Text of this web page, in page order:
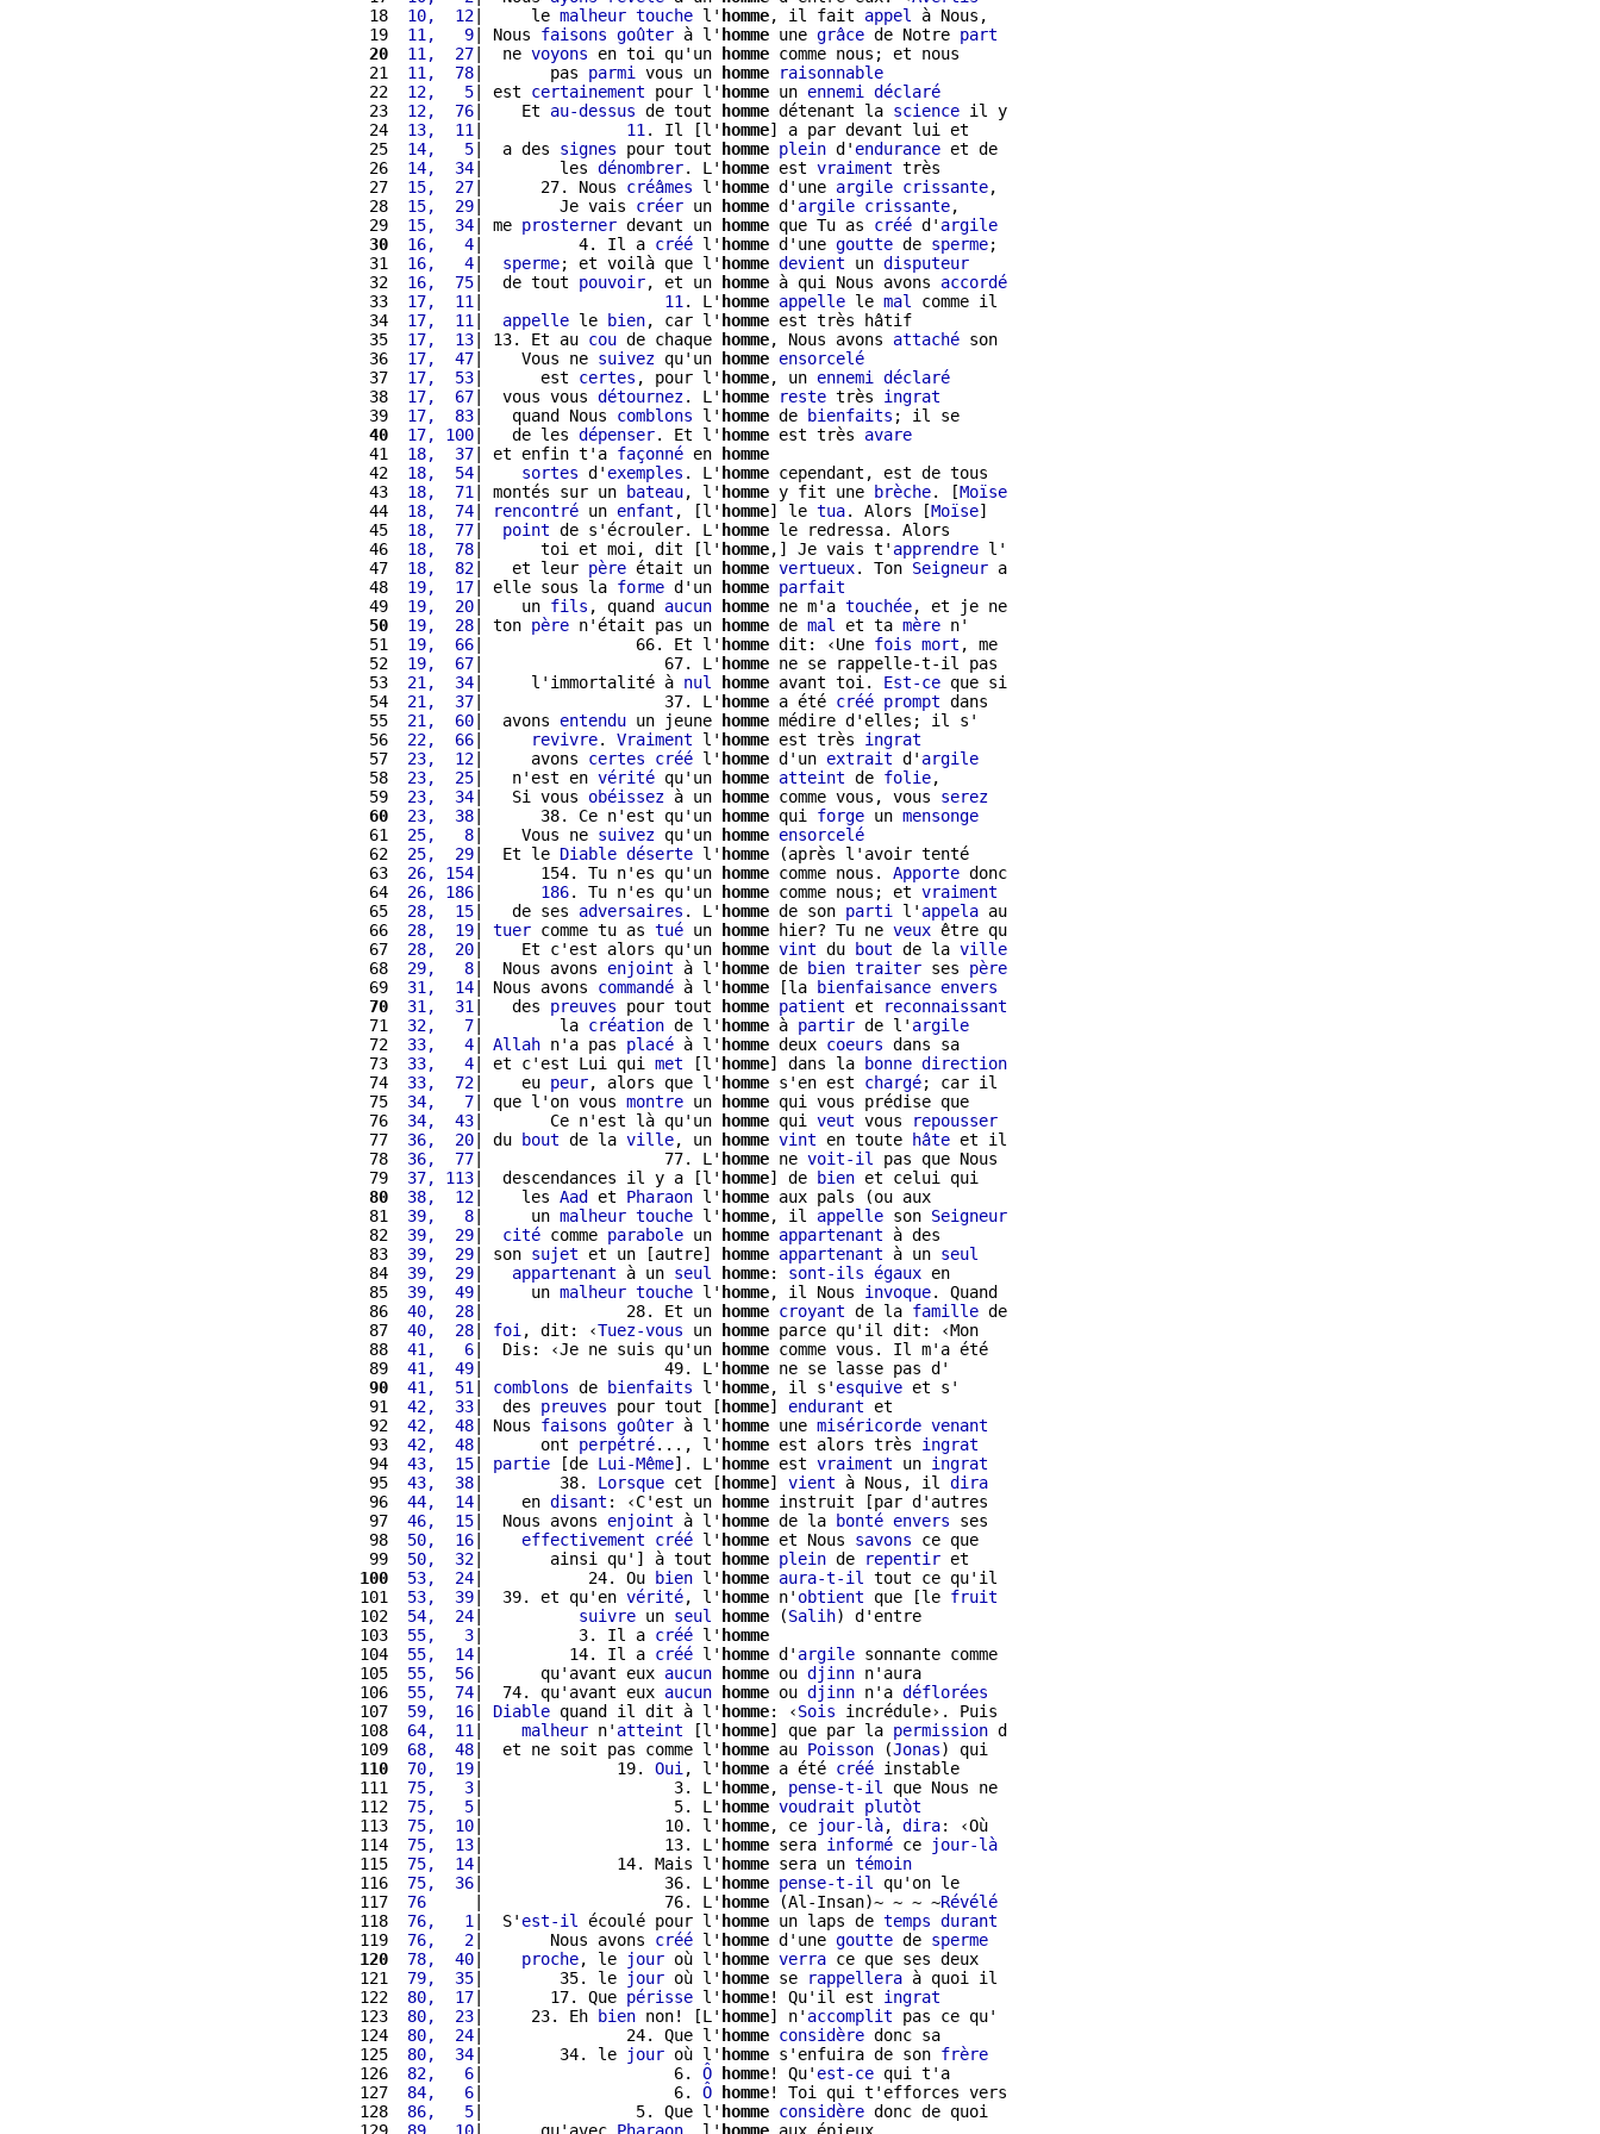
18
10,  12 |     le malheur touche l' homme, il fait appel
à Nous,
19
11,   9 | Nous faisons goûter à l' homme une grâce de Notre part
20
11,  27 |  ne voyons en toi qu'un homme comme nous; et nous
21
11,  78 |       pas parmi vous un homme
raisonnable
22
12,   5 | est certainement pour l' homme un ennemi
déclaré
23
12,  76 |    Et au-dessus de tout homme détenant la science il y
24
13,  11 11 . Il [l' homme] a par devant lui et
25
14,   5 |  a des signes pour tout homme plein d' endurance et de
26
14,  34 |        les dénombrer. L' homme est vraiment très
27
15,  27 |      27. Nous créâmes l' homme d'une argile crissante,
28
15,  29 |        Je vais créer un homme d' argile crissante,
29
15,  34 | me prosterner devant un homme que Tu as créé d' argile
30
16,   4 |          4. Il a créé l' homme d'une goutte de sperme;
31
16,   4 sperme; et voilà que l' homme devient un disputeur
32
16,  75 |  de tout pouvoir, et un homme à qui Nous avons accordé
33
17,  11 11 . L' homme appelle le mal
comme il
34
17,  11 appelle le bien, car l' homme est très hâtif
35
17,  13 | 13. Et au cou de chaque homme, Nous avons attaché son
36
17,  47 |    Vous ne suivez qu'un homme ensorcelé
37
17,  53 |      est certes , pour l' homme, un ennemi
déclaré
38
17,  67 |  vous vous détournez. L' homme reste très ingrat
39
17,  83 |   quand Nous comblons l' homme de bienfaits
40
17, 100 |   de les dépenser. Et l' homme est très avare
41
18,  37 | et enfin t'a façonné en
homme
42
18,  54 sortes d' exemples . L' homme cependant, est de tous
43
18,  71 | montés sur un bateau, l' homme y fit une brèche. [Moïse
44
18,  74 rencontré un enfant , [l' homme] le tua. Alors [Moïse]
45
18,  77 point de s'écrouler. L' homme le redressa. Alors
46
18,  78 |      toi et moi, dit [l' homme,] Je vais t' apprendre l'
47
18,  82 |   et leur père était un homme vertueux. Ton Seigneur a
48
19,  17 | elle sous la forme d'un homme parfait
49
19,  20 |    un fils , quand aucun homme ne m'a touchée
50
19,  28 | ton père n'était pas un homme de mal et ta mère n'
51
19,  66 |                66. Et l' homme dit: ‹Une fois mort , me
52
19,  67 |                   67. L' homme ne se rappelle-t-il pas
53
21,  34 |     l'immortalité à nul homme avant toi. Est-ce que si
54
21,  37 |                   37. L' homme a été créé prompt dans
55
21,  60 |  avons entendu un jeune homme médire d'elles; il s'
56
22,  66 revivre. Vraiment l' homme est très ingrat
57
23,  12 |     avons certes créé l' homme d'un extrait d' argile
58
23,  25 |   n'est en vérité qu'un homme atteint de folie,
59
23,  34 |   Si vous obéissez à un homme comme vous, vous serez
60
23,  38 |      38. Ce n'est qu'un homme qui forge un mensonge
61
25,   8 |    Vous ne suivez qu'un homme ensorcelé
62
25,  29 |  Et le Diable déserte l' homme (après l'avoir tenté
63
26, 154 |      154. Tu n'es qu'un homme comme nous. Apporte donc
64
26, 186 186. Tu n'es qu'un homme comme nous; et vraiment
65
28,  15 |   de ses adversaires . L' homme de son parti l' appela au
66
28,  19 tuer comme tu as tué un homme hier? Tu ne veux être qu
67
28,  20 |    Et c'est alors qu'un homme vint du bout de la ville
68
29,   8 |  Nous avons enjoint à l' homme de bien traiter ses père
69
31,  14 | Nous avons commandé à l' homme [la bienfaisance envers
70
31,  31 |   des preuves pour tout homme patient et
reconnaissant
71
32,   7 |        la création de l' homme à partir de l' argile
72
33,   4 Allah n'a pas placé à l' homme deux coeurs dans sa
73
33,   4 | et c'est Lui qui met [l' homme] dans la bonne direction
74
33,  72 |    eu peur, alors que l' homme s'en est chargé; car il
75
34,   7 | que l'on vous montre un homme qui vous prédise que
76
34,  43 |       Ce n'est là qu'un homme qui veut vous
repousser
77
36,  20 | du bout de la ville, un homme vint en toute hâte et il
78
36,  77 |                   77. L' homme ne voit-il
pas que Nous
79
37, 113 |  descendances il y a [l' homme] de bien
80
38,  12 |    les Aad et Pharaon l' homme aux pals (ou aux
81
39,   8 |     un malheur touche l' homme, il appelle son Seigneur
82
39,  29 cité comme parabole un homme appartenant à des
83
39,  29 | son sujet et un [autre] homme appartenant à un seul
84
39,  29 appartenant à un seul homme: sont-ils égaux en
85
39,  49 |     un malheur touche l' homme, il Nous invoque. Quand
86
40,  28 |               28. Et un homme croyant de la famille de
87
40,  28 foi , dit: ‹Tuez-vous un homme parce qu'il dit: ‹Mon
88
41,   6 |  Dis: ‹Je ne suis qu'un homme comme vous. Il m'a été
89
41,  49 |                   49. L' homme
90
41,  51 comblons de bienfaits l' homme, il s' esquive et s'
91
42,  33 |  des preuves pour tout [ homme] endurant et
92
42,  48 | Nous faisons goûter à l' homme une miséricorde venant
93
42,  48 |      ont perpétré..., l' homme est alors très ingrat
94
43,  15 partie [de Lui-Même]. L' homme est vraiment un ingrat
95
43,  38 |        38. Lorsque cet [ homme] vient à Nous, il dira
96
44,  14 |    en disant : ‹C'est un homme instruit [par d'autres
97
46,  15 |  Nous avons enjoint à l' homme de la bonté envers ses
98
50,  16 effectivement créé l' homme et Nous savons ce que
99
50,  32 |       ainsi qu'] à tout homme plein de repentir
100
53,  24 |           24. Ou bien l' homme aura-t-il
tout ce qu'il
101
53,  39 |  39. et qu'en vérité, l' homme n' obtient que [le fruit
102
54,  24 suivre un seul homme (Salih) d'entre
103
55,   3 |          3. Il a créé l' homme
104
55,  14 |         14. Il a créé l' homme d' argile sonnante comme
105
55,  56 |      qu'avant eux aucun homme ou djinn n'aura
106
55,  74 |  74. qu'avant eux aucun homme ou djinn n'a déflorées
107
59,  16 Diable quand il dit à l' homme: ‹Sois incrédule›. Puis
108
64,  11 malheur n' atteint [l' homme] que par la permission d
109
68,  48 |  et ne soit pas comme l' homme au Poisson (Jonas
110
70,  19 |              19. Oui , l' homme a été créé instable
111
75,   3 |                    3. L' homme, pense-t-il
que Nous ne
112
75,   5 |                    5. L' homme voudrait
plutòt
113
75,  10 |                   10. l' homme, ce jour-là, dira: ‹Où
114
75,  13 |                   13. L' homme sera informé ce
jour-là
115
75,  14 |              14. Mais l' homme sera un témoin
116
75,  36 |                   36. L' homme pense-t-il
qu'on le
117
76 |                   76. L' homme (Al-Insan)~ ~ ~ ~Révélé
118
76,   1 |  S' est-il écoulé pour l' homme un laps de temps durant
119
76,   2 |       Nous avons créé l' homme d'une goutte de sperme
120
78,  40 proche, le jour où l' homme verra ce que ses deux
121
79,  35 |        35. le jour où l' homme se rappellera à quoi il
122
80,  17 |       17. Que périsse l' homme! Qu'il est ingrat
123
80,  23 |     23. Eh bien non! [L' homme] n' accomplit pas ce qu'
124
80,  24 |               24. Que l' homme considère donc sa
125
80,  34 |        34. le jour où l' homme s'enfuira de son frère
126
82,   6 |                    6. Ô homme! Qu' est-ce qui t'a
127
84,   6 |                    6. Ô homme! Toi qui t'efforces vers
128
86,   5 |                5. Que l' homme considère donc de quoi